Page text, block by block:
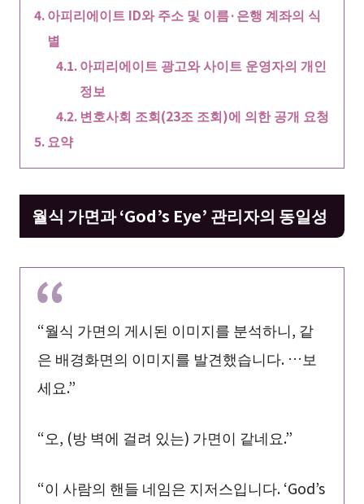
아피리에이트 ID와 주소 및 이름·은행 계좌의 식
별
아피리에이트 광고와 사이트 운영자의 개인
정보
변호사회 조회(23조 조회)에 의한 공개 요청
요약
월식 가면과 ‘God’s Eye’ 관리자의 동일성
“월식 가면의 게시된 이미지를 분석하니, 같
은 배경화면의 이미지를 발견했습니다. …보
세요.”
“오, (방 벽에 걸려 있는) 가면이 같네요.”
“이 사람의 핸들 네임은 지저스입니다. ‘God’s